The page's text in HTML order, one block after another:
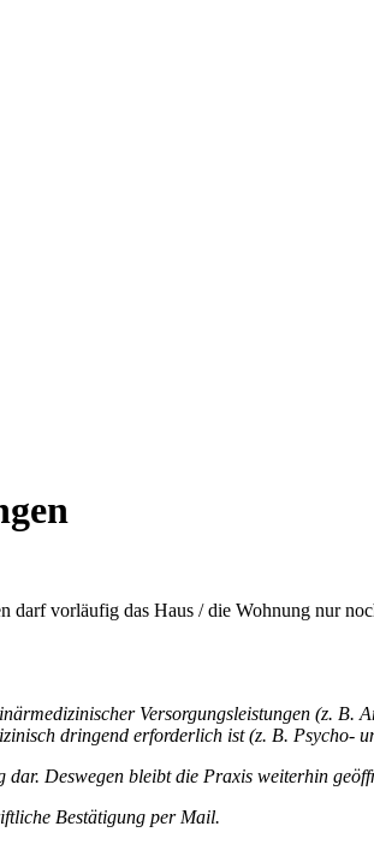
darf vorläufig das Haus / die Wohnung nur
Versorgungsleistungen (z.
dringend erforderlich ist (z. B. Psycho-
dar. Deswegen bleibt die Praxis weiterhin
Bestätigung per Mail.